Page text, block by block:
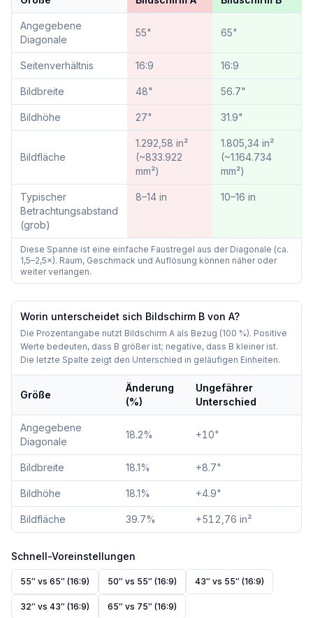
Angegebene
Diagonale
55" 65"
Seitenverhältnis 16:9 16:9
Bildbreite 48" 56.7"
Bildhöhe 27" 31.9"
Bildfläche
1.292,58 in²
(~833.922
mm²)
1.805,34 in²
(~1.164.734
mm²)
Typischer
Betrachtungsabstand
(grob)
8–14 in 10–16 in
Diese Spanne ist eine einfache Faustregel aus der Diagonale (ca.
1,5–2,5×). Raum, Geschmack und Auflösung können näher oder
weiter verlangen.
Worin unterscheidet sich Bildschirm B von A?
Die Prozentangabe nutzt Bildschirm A als Bezug (100 %). Positive
Werte bedeuten, dass B größer ist; negative, dass B kleiner ist.
Die letzte Spalte zeigt den Unterschied in geläufigen Einheiten.
Größe
Änderung
(%)
Ungefährer
Unterschied
Angegebene
Diagonale
18.2% +10"
Bildbreite 18.1% +8.7"
Bildhöhe 18.1% +4.9"
Bildfläche 39.7% +512,76 in²
Schnell-Voreinstellungen
55″ vs 65″ (16:9) 50″ vs 55″ (16:9) 43″ vs 55″ (16:9)
32″ vs 43″ (16:9) 65″ vs 75″ (16:9)